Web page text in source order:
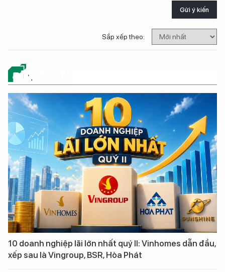
Gửi ý kiến
Sắp xếp theo:
ĐỪNG BỎ LỠ
10 doanh nghiệp lãi lớn nhất quý II: Vinhomes dẫn đầu,
xếp sau là Vingroup, BSR, Hòa Phát